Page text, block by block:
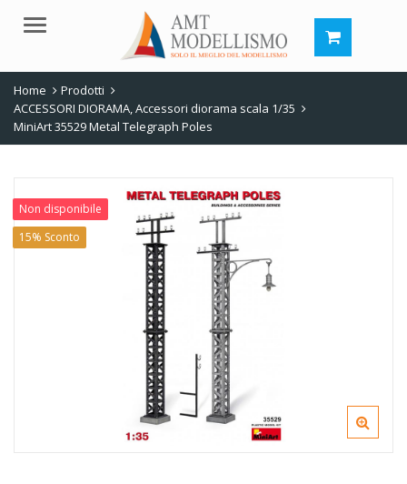
Menu
Home
Prodotti
ACCESSORI DIORAMA,Accessori diorama scala 1/35
MiniArt 35529 Metal Telegraph Poles
Non disponibile
15% Sconto